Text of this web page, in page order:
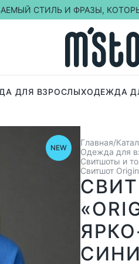
СТИЛЬ И ФРАЗЫ,
ДЛЯ ВЗРОСЛЫХОДЕЖДА
NEW
Главная
Одежда для
Свитшоты и
Свитшот